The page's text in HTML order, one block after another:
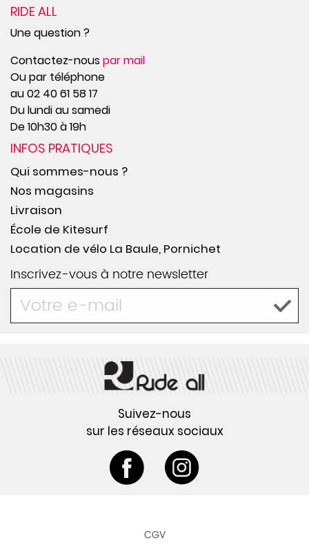
RIDE ALL
Une question ?
Contactez-nouspar mail
Ou par téléphone
au 02 40 61 58 17
Du lundi au samedi
De 10h30 à 19h
INFOS PRATIQUES
Qui sommes-nous ?
Nos magasins
Livraison
École de Kitesurf
Location de vélo La Baule, Pornichet
Inscrivez-vous à notre newsletter
Suivez-nous
sur les réseaux sociaux
CGV